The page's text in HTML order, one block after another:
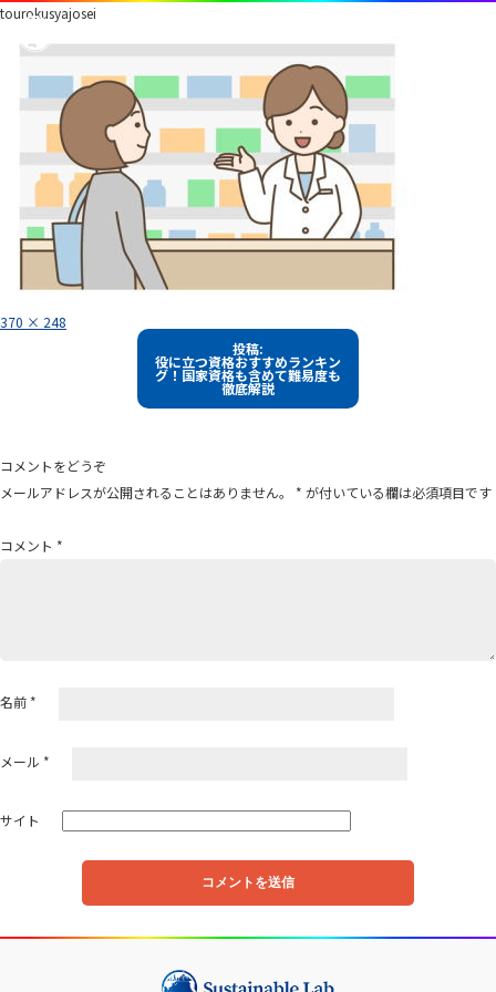
tourokusyajosei
フ
ル
370 × 248
ー
シ
ン
投稿:
役に立つ資格おすすめランキン
グ！国家資格も含めて難易度も
徹底解説
コメントをどうぞ
メールアドレスが公開されることはありません。
* が付いている欄は必須項目です
コメント *
名前 *
メール *
サイト